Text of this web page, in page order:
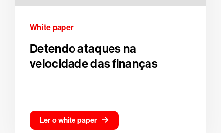
White paper
Detendo ataques na
velocidade das finanças
Ler o white paper